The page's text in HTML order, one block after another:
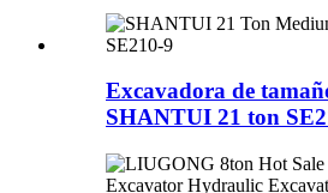
Excavadora de
SHANTUI 21 ton